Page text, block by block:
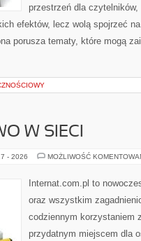
przestrzeń dla
efektów, lecz wolą spojrzeć
porusza tematy, które mogą
W SIECI
- 2026 MOŻLIWOŚĆ
Internat.com.pl to
oraz wszystkim
codziennym korzystaniem
przydatnym miejscem dla